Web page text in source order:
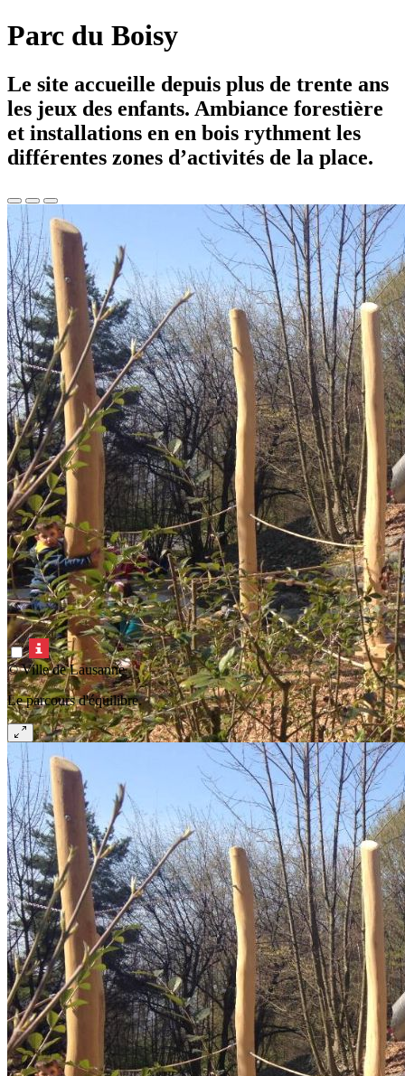
Parc du Boisy
Le site accueille depuis plus de trente ans
les jeux des enfants. Ambiance forestière
et installations en en bois rythment les
différentes zones d’activités de la place.
© Ville de Lausanne
Le parcours d'équilibre.